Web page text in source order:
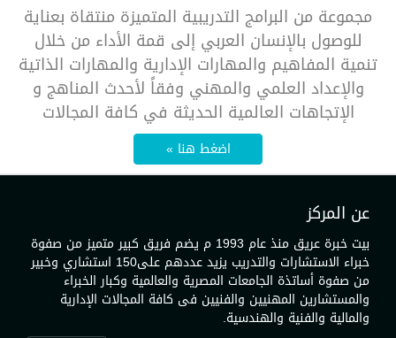
مجموعة من البرامج التدريبية المتميزة منتقاة بعناية
للوصول بالإنسان العربي إلى قمة الأداء من خلال
تنمية المفاهيم والمهارات الإدارية والمهارات الذاتية
والإعداد العلمي والمهني وفقاً لأحدث المناهج و
الإتجاهات العالمية الحديثة في كافة المجالات
اضغط هنا »
عن المركز
بيت خبرة عريق منذ عام 1993 م يضم فريق كبير متميز من صفوة
خبراء الاستشارات والتدريب يزيد عددهم على150 استشاري وخبير
من صفوة أساتذة الجامعات المصرية والعالمية وكبار الخبراء
والمستشارين المهنيين والفنيين فى كافة المجالات الإدارية
والمالية والفنية والهندسية.